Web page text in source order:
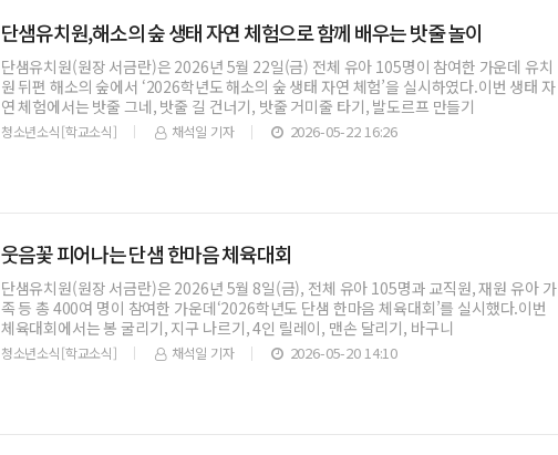
단샘유치원,해소의 숲 생태 자연 체험으로 함께 배우는 밧줄 놀이
단샘유치원(원장 서금란)은 2026년 5월 22일(금) 전체 유아 105명이 참여한 가운데 유치
원 뒤편 해소의 숲에서 ‘2026학년도 해소의 숲 생태 자연 체험’을 실시하였다.이번 생태 자
연 체험에서는 밧줄 그네, 밧줄 길 건너기, 밧줄 거미줄 타기, 발도르프 만들기
청소년소식[학교소식] 채석일 기자 2026-05-22 16:26
웃음꽃 피어나는 단샘 한마음 체육대회
단샘유치원(원장 서금란)은 2026년 5월 8일(금), 전체 유아 105명과 교직원, 재원 유아 가
족 등 총 400여 명이 참여한 가운데‘2026학년도 단샘 한마음 체육대회’를 실시했다.이번
체육대회에서는 봉 굴리기, 지구 나르기, 4인 릴레이, 맨손 달리기, 바구니
청소년소식[학교소식] 채석일 기자 2026-05-20 14:10